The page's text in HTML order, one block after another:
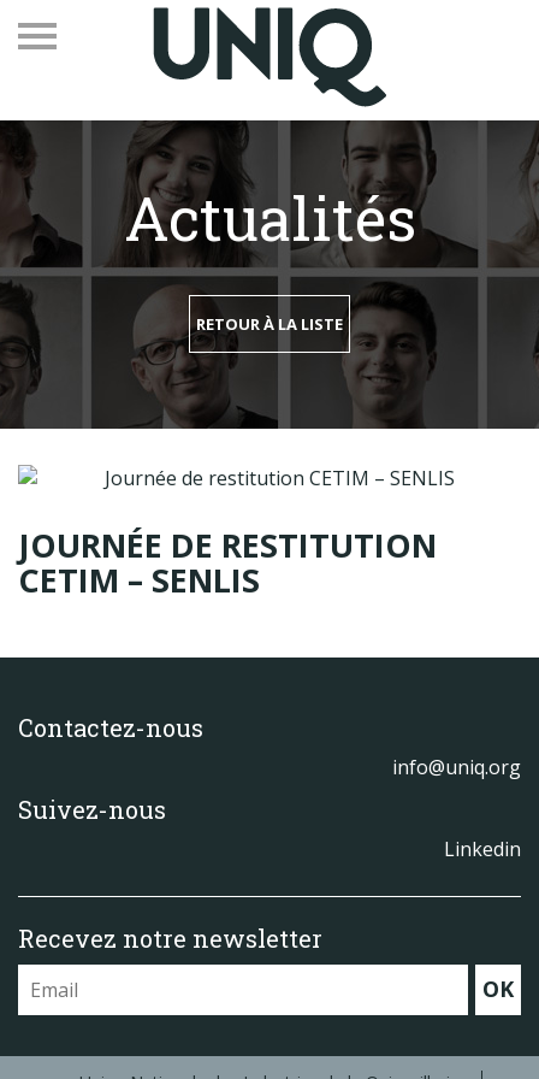
Recevez notre newsletter
Vos contacts
Espace adhérents
Linkedin
EN
Produits
Labels & normes
Actualités
Actualités
RETOUR À LA LISTE
JOURNÉE DE RESTITUTION
CETIM – SENLIS
Contactez-nous
info@uniq.org
Suivez-nous
Linkedin
Recevez notre newsletter
OK